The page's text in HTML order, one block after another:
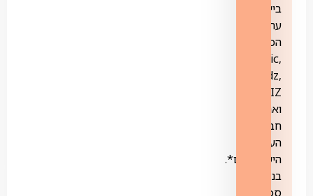
בייבי,
ערוץ
הכוכבים,
teennic,
yeskidz,
ואת
חבילת
הערוצים
הישראליים*.
בנוסף,
ספריית